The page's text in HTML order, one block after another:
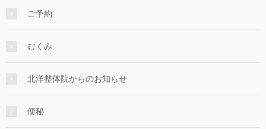
ご予約
むくみ
北洋整体院からのお知らせ
便秘